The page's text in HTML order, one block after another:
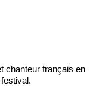
chanteur français en